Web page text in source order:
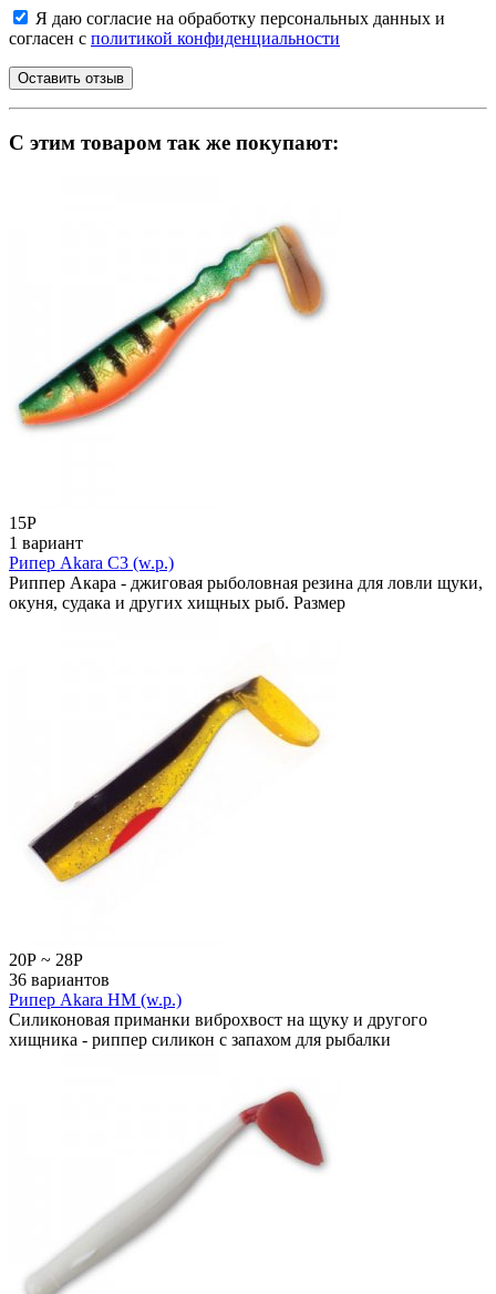
Я даю согласие на обработку персональных данных и
согласен с политикой конфиденциальности
C этим товаром так же покупают:
15Р
1 вариант
Рипер Akara C3 (w.p.)
Риппер Акара - джиговая рыболовная резина для ловли щуки,
окуня, судака и других хищных рыб. Размер
20Р ~ 28Р
36 вариантов
Рипер Akara HM (w.p.)
Силиконовая приманки виброхвост на щуку и другого
хищника - риппер силикон с запахом для рыбалки